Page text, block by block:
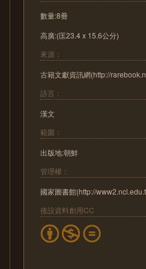
數量:8冊
高廣:(匡23.4 x 15.6公分)
來源：
古籍文獻資訊網(http://
語言：
漢文
範圍：
出版地:朝鮮
管理權：
國家圖書館(http://
後設資料創用CC